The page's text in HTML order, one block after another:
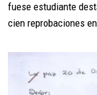
fuese estudiante
cien reprobaciones